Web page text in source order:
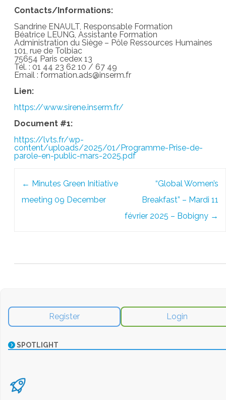
Contacts/Informations:
Sandrine ENAULT, Responsable Formation
Béatrice LEUNG, Assistante Formation
Administration du Siège – Pôle Ressources Humaines
101, rue de Tolbiac
75654 Paris cedex 13
Tél. : 01 44 23 62 10 / 67 49
Email : formation.ads@inserm.fr
Lien:
https://www.sirene.inserm.fr/
Document #1:
https://lvts.fr/wp-
content/uploads/2025/01/Programme-Prise-de-
parole-en-public-mars-2025.pdf
← Minutes Green Initiative
meeting 09 December
“Global Women’s
Breakfast” – Mardi 11
février 2025 – Bobigny →
Register Login
SPOTLIGHT